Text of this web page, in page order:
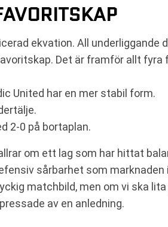
ekvation. All underliggande
Det är framför allt
United har en mer stabil form.
2-0 på bortaplan.
om ett lag som har hittat
sårbarhet som
matchbild, men om vi ska
av en anledning.